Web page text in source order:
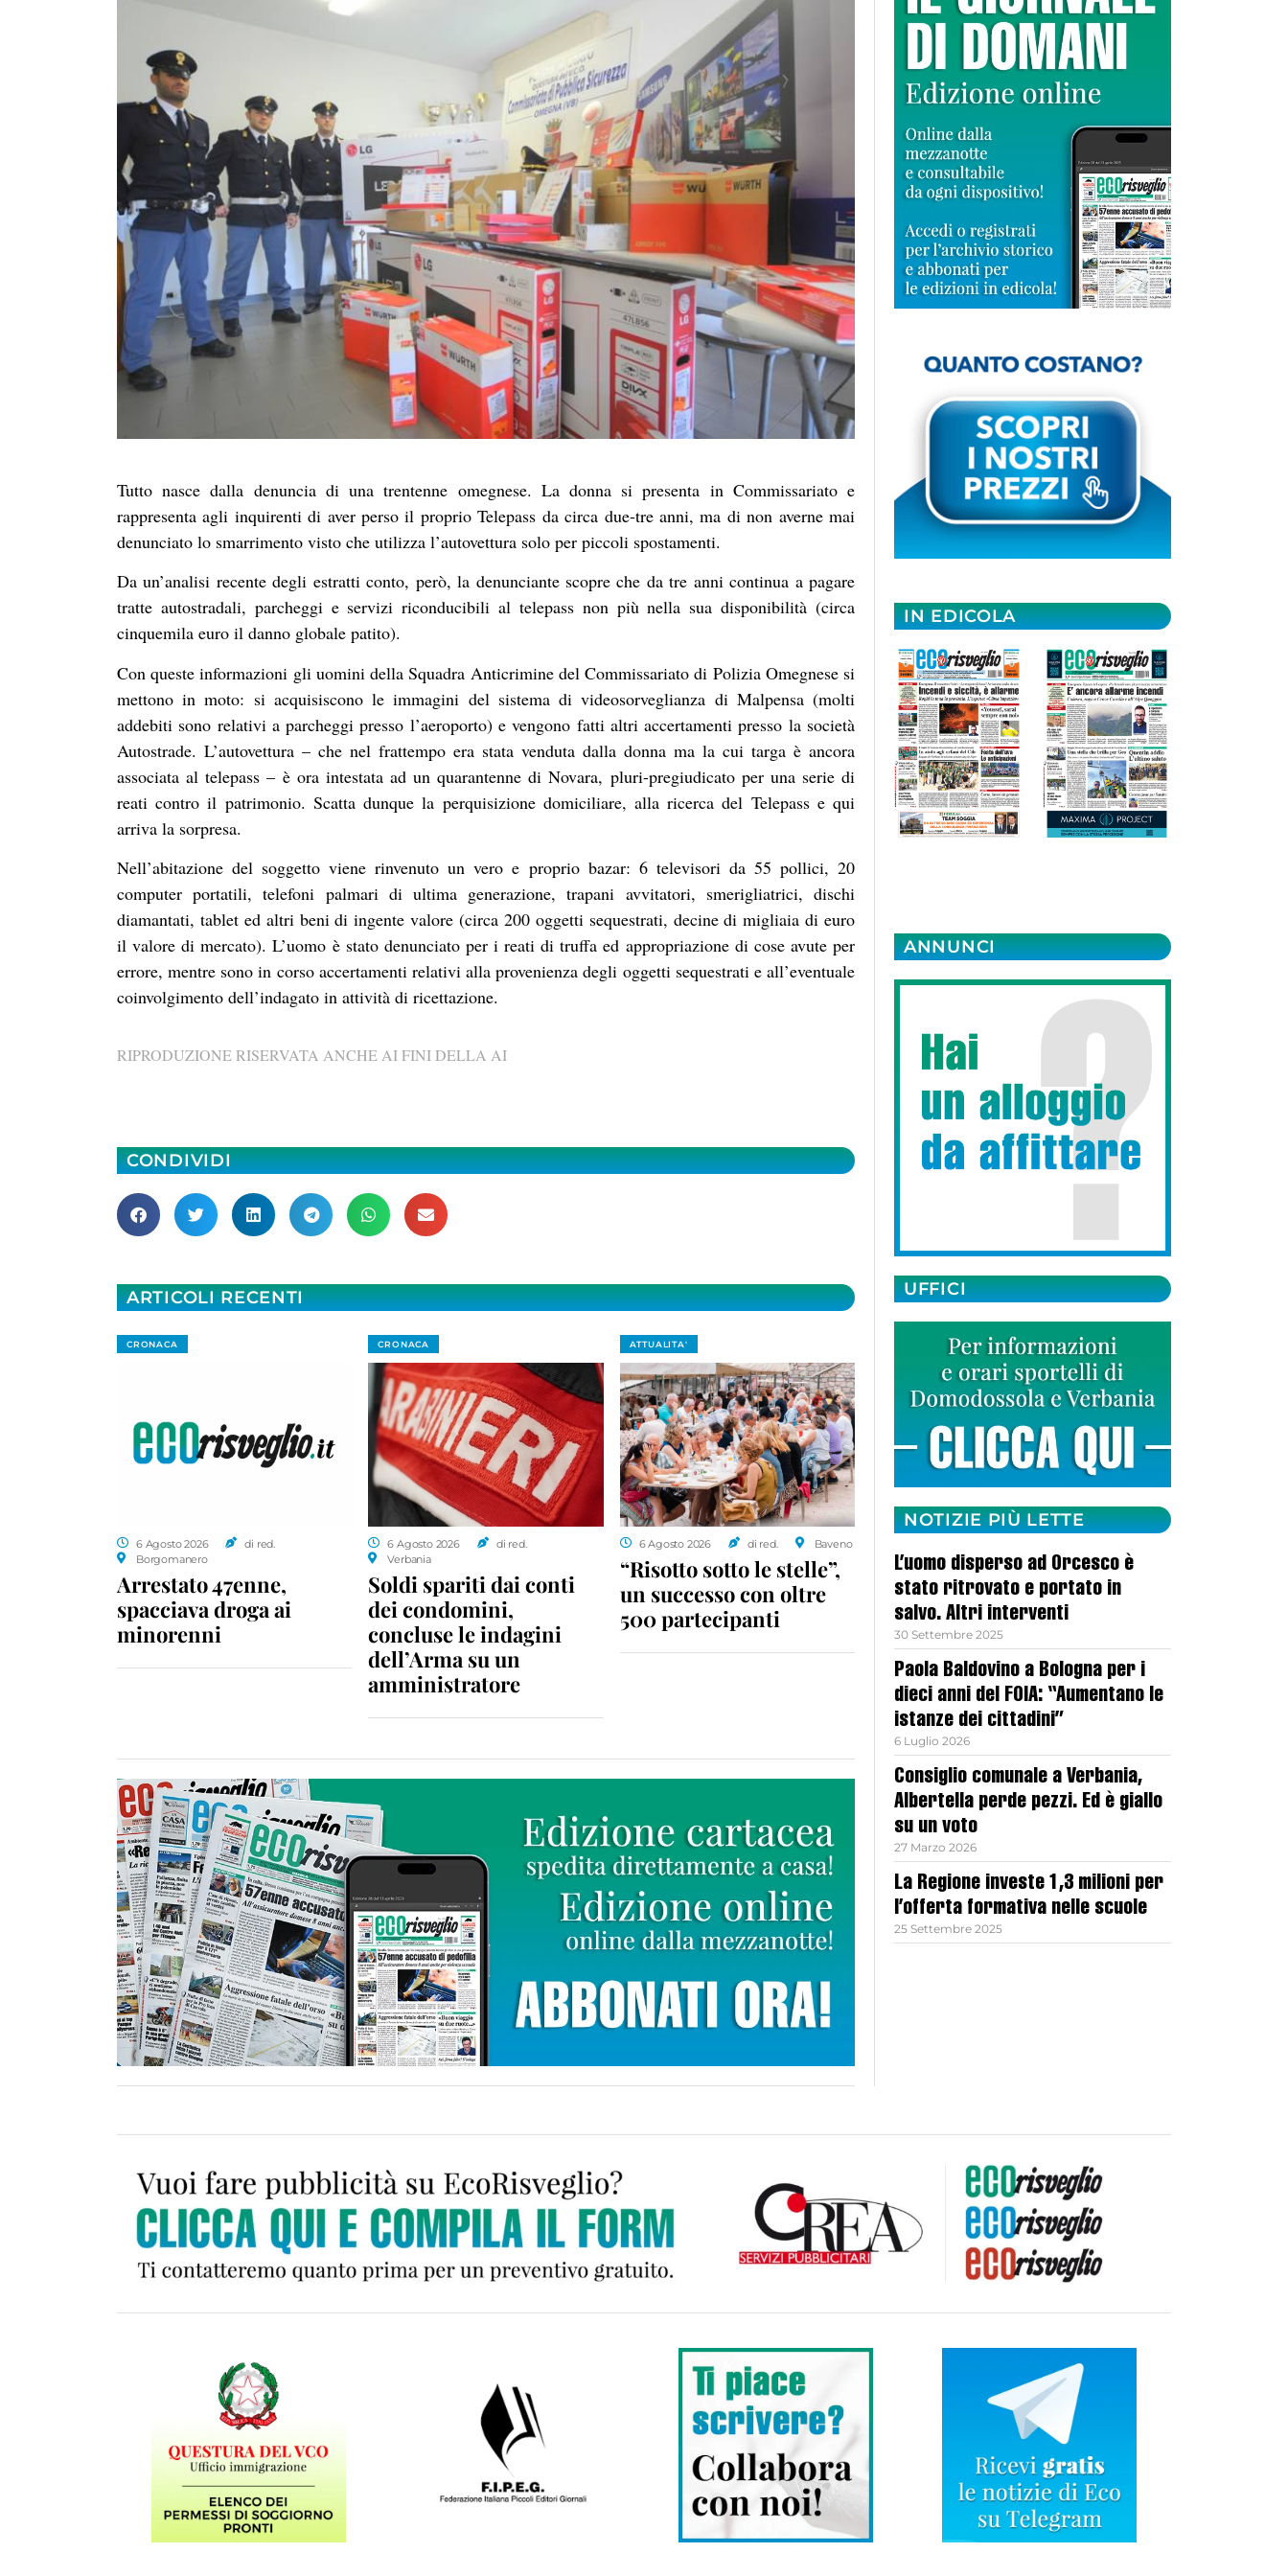
Tutto nasce dalla denuncia di una trentenne omegnese. La donna si presenta in Commissariato e
rappresenta agli inquirenti di aver perso il proprio Telepass da circa due-tre anni, ma di non averne mai
denunciato lo smarrimento visto che utilizza l’autovettura solo per piccoli spostamenti.
Da un’analisi recente degli estratti conto, però, la denunciante scopre che da tre anni continua a pagare
tratte autostradali, parcheggi e servizi riconducibili al telepass non più nella sua disponibilità (circa
cinquemila euro il danno globale patito).
Con queste informazioni gli uomini della Squadra Anticrimine del Commissariato di Polizia Omegnese si
mettono in moto: si acquisiscono le immagini del sistema di videosorveglianza di Malpensa (molti
addebiti sono relativi a parcheggi presso l’aeroporto) e vengono fatti altri accertamenti presso la società
Autostrade. L’autovettura – che nel frattempo era stata venduta dalla donna ma la cui targa è ancora
associata al telepass – è ora intestata ad un quarantenne di Novara, pluri-pregiudicato per una serie di
reati contro il patrimonio. Scatta dunque la perquisizione domiciliare, alla ricerca del Telepass e qui
arriva la sorpresa.
Nell’abitazione del soggetto viene rinvenuto un vero e proprio bazar: 6 televisori da 55 pollici, 20
computer portatili, telefoni palmari di ultima generazione, trapani avvitatori, smerigliatrici, dischi
diamantati, tablet ed altri beni di ingente valore (circa 200 oggetti sequestrati, decine di migliaia di euro
il valore di mercato). L’uomo è stato denunciato per i reati di truffa ed appropriazione di cose avute per
errore, mentre sono in corso accertamenti relativi alla provenienza degli oggetti sequestrati e all’eventuale
coinvolgimento dell’indagato in attività di ricettazione.
RIPRODUZIONE RISERVATA ANCHE AI FINI DELLA AI
CONDIVIDI
ARTICOLI RECENTI
CRONACA
6 Agosto 2026
di red.
Borgomanero
Arrestato 47enne,
spacciava droga ai
minorenni
CRONACA
6 Agosto 2026
di red.
Verbania
Soldi spariti dai conti
dei condomini,
concluse le indagini
dell’Arma su un
amministratore
ATTUALITA'
6 Agosto 2026 di red. Baveno
“Risotto sotto le stelle”,
un successo con oltre
500 partecipanti
IN EDICOLA
ANNUNCI
UFFICI
NOTIZIE PIÙ LETTE
L’uomo disperso ad Orcesco è
stato ritrovato e portato in
salvo. Altri interventi
30 Settembre 2025
Paola Baldovino a Bologna per i
dieci anni del FOIA: “Aumentano le
istanze dei cittadini”
6 Luglio 2026
Consiglio comunale a Verbania,
Albertella perde pezzi. Ed è giallo
su un voto
27 Marzo 2026
La Regione investe 1,3 milioni per
l’offerta formativa nelle scuole
25 Settembre 2025